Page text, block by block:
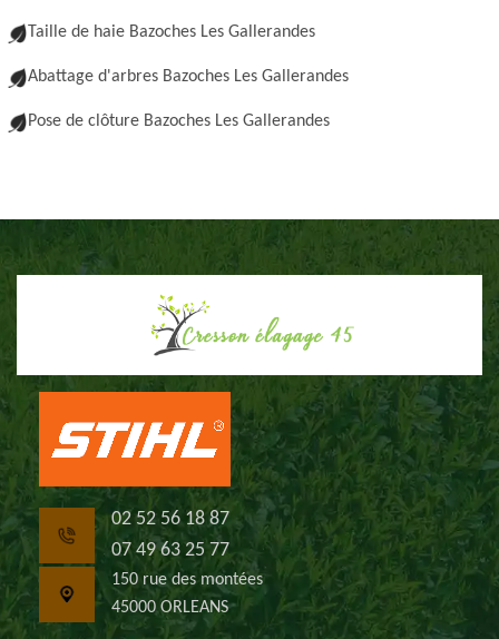
Taille de haie Bazoches Les Gallerandes
Abattage d'arbres Bazoches Les Gallerandes
Pose de clôture Bazoches Les Gallerandes
02 52 56 18 87
07 49 63 25 77
150 rue des montées
45000 ORLEANS